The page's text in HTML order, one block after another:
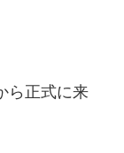
ら正式に来